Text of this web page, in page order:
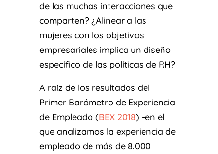
de las muchas interacciones que
comparten? ¿Alinear a las
mujeres con los objetivos
empresariales implica un diseño
específico de las políticas de RH?
A raíz de los resultados del
Primer Barómetro de Experiencia
de Empleado (BEX 2018) -en el
que analizamos la experiencia de
empleado de más de 8.000